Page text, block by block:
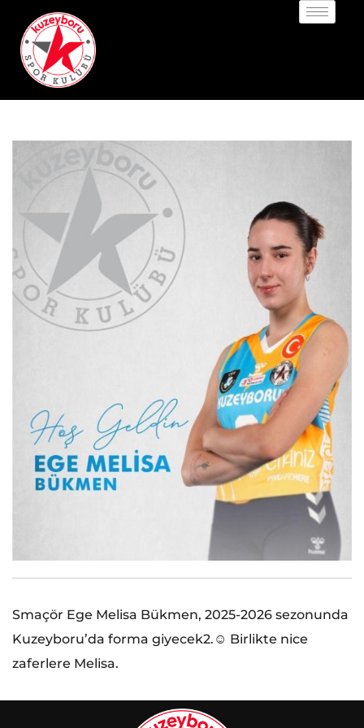
Smaçör Ege Melisa Bükmen, 2025-2026 sezonunda
Kuzeyboru’da forma giyecek2.☺️ Birlikte nice
zaferlere Melisa.